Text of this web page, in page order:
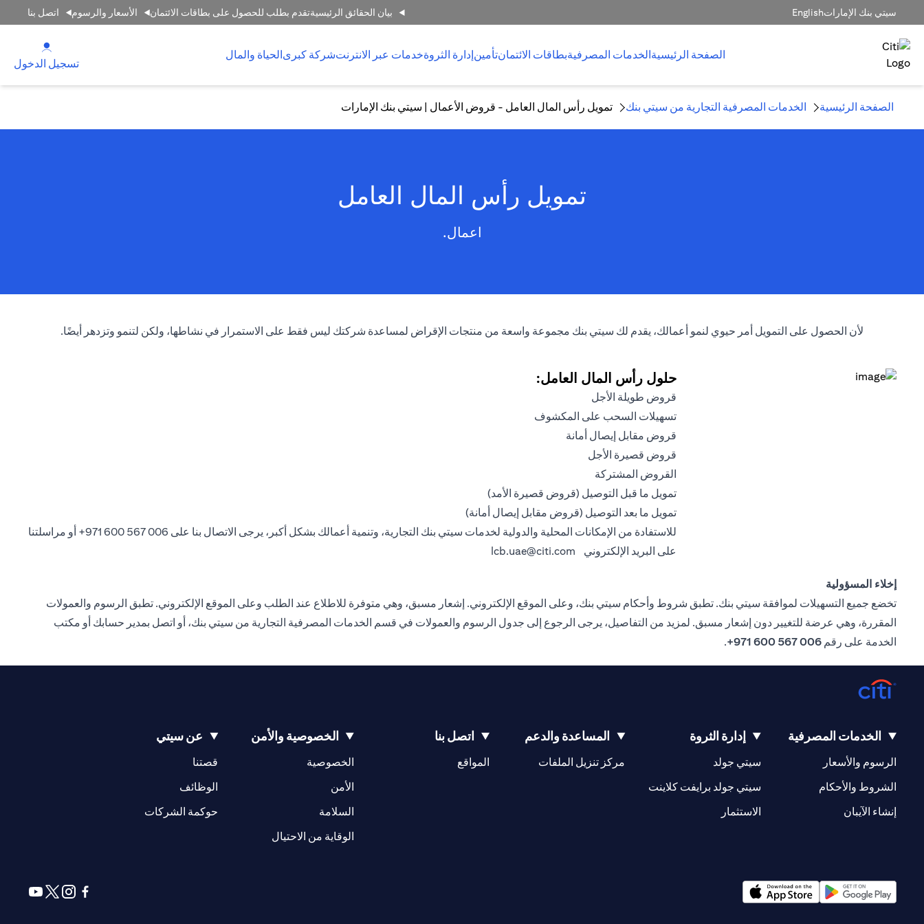
سيتي بنك الإماراتEnglish بيان الحقائق الرئيسيةتقدم بطلب للحصول على بطاقات الائتمان الأسعار والرسوم اتصل بنا
الصفحة الرئيسيةالخدمات المصرفيةبطاقات الائتمانتأمينإدارة الثروةخدمات عبر الانترنتشركة كبرىالحياة والمال
تسجيل الدخول
الصفحة الرئيسية الخدمات المصرفية التجارية من سيتي بنك تمويل رأس المال العامل - قروض الأعمال | سيتي بنك الإمارات
تمويل رأس المال العامل
اعمال.
لأن الحصول على التمويل أمر حيوي لنمو أعمالك، يقدم لك سيتي بنك مجموعة واسعة من منتجات الإقراض لمساعدة شركتك ليس فقط على الاستمرار في نشاطها، ولكن لتنمو وتزدهر أيضًا.
حلول رأس المال العامل:
قروض طويلة الأجل
تسهيلات السحب على المكشوف
قروض مقابل إيصال أمانة
قروض قصيرة الأجل
القروض المشتركة
تمويل ما قبل التوصيل (قروض قصيرة الأمد)
تمويل ما بعد التوصيل (قروض مقابل إيصال أمانة)
للاستفادة من الإمكانات المحلية والدولية لخدمات سيتي بنك التجارية، وتنمية أعمالك بشكل أكبر، يرجى الاتصال بنا على 006 567 600 971+
أو مراسلتنا
على البريد الإلكتروني lcb.uae@citi.com
إخلاء المسؤولية
تخضع جميع التسهيلات لموافقة سيتي بنك. تطبق شروط وأحكام سيتي بنك، وعلى الموقع الإلكتروني. إشعار مسبق، وهي متوفرة للاطلاع عند الطلب وعلى الموقع الإلكتروني. تطبق الرسوم والعمولات
المقررة، وهي عرضة للتغيير دون إشعار مسبق. لمزيد من التفاصيل، يرجى الرجوع إلى جدول الرسوم والعمولات في قسم الخدمات المصرفية التجارية من سيتي بنك، أو اتصل بمدير حسابك أو مكتب
الخدمة على رقم 006 567 600 971+
.
الخدمات المصرفية
الرسوم والأسعار
الشروط والأحكام
إنشاء الآيبان
إدارة الثروة
سيتي جولد
سيتي جولد برايفت كلاينت
الاستثمار
المساعدة والدعم
مركز تنزيل الملفات
اتصل بنا
المواقع
(opens in a new tab)
الخصوصية والأمن
الخصوصية
الأمن
السلامة
الوقاية من الاحتيال
عن سيتي
قصتنا
(opens in a new tab)
الوظائف
(opens in a new tab)
حوكمة الشركات
(opens in a new tab)